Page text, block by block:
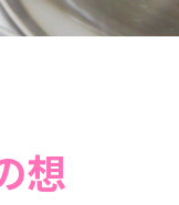
想